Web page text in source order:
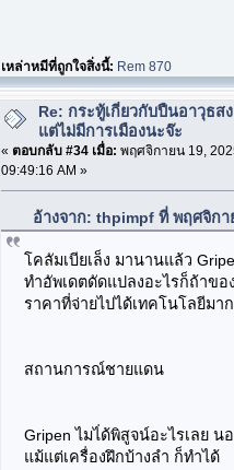
เหล่าหมีที่ถูกใจสิ่งนี้: Rem 870
Re: กระทู้เกี่ยวกับปืนอาวุธส
แต่ไม่มีการเมืองนะจ๊ะ
« ตอบกลับ #34 เมื่อ: พฤศจิกายน 19,
09:49:16 AM »
อ้างจาก: thpimpf ที่ พฤศจิกา
โคลัมเบียเล็ง มานานแล้ว
ทำอัพเดตดัดแปลงอะไรก็ถ้าข
ราคาที่จ่ายไปได้เทคโนโลยีม
สถานการณ์ชายแดน
Gripen ไมไ่ด้พิสูจน์อะไรเลย
แม้แต่เครื่องฝึกบ้างลำ ก็ทำได้